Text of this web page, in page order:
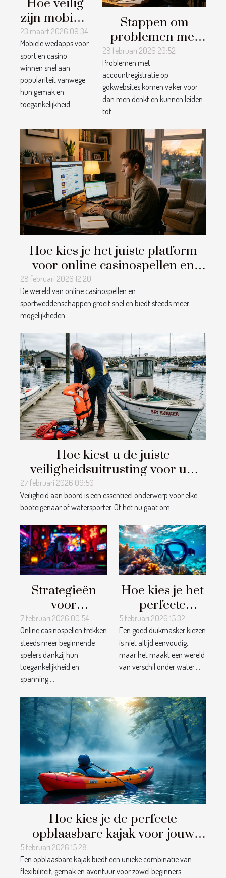
Hoe veilig
zijn mobiele
wedapps
voor sport
en casino?
23 maart 2026 09:34
Mobiele wedapps voor
sport en casino
winnen snel aan
populariteit vanwege
hun gemak en
toegankelijkheid....
Stappen om
problemen met
accountregistratie
op gokwebsites
op te lossen
28 februari 2026 20:52
Problemen met
accountregistratie op
gokwebsites komen vaker voor
dan men denkt en kunnen leiden
tot...
Hoe kies je het juiste platform
voor online casinospellen en
sportweddenschappen?
28 februari 2026 12:20
De wereld van online casinospellen en
sportweddenschappen groeit snel en biedt steeds meer
mogelijkheden...
Hoe kiest u de juiste
veiligheidsuitrusting voor uw
27 februari 2026 09:50
Veiligheid aan boord is een essentieel onderwerp voor elke
booteigenaar of watersporter. Of het nu gaat om...
Strategieën
voor
beginnende
spelers in
online
casinospellen
7 februari 2026 00:54
Online casinospellen trekken
steeds meer beginnende
spelers dankzij hun
toegankelijkheid en
spanning....
Hoe kies je het
perfecte
duikmasker
voor jouw
avonturen?
5 februari 2026 15:32
Een goed duikmasker kiezen
is niet altijd eenvoudig,
maar het maakt een wereld
van verschil onder water....
Hoe kies je de perfecte
opblaasbare kajak voor jouw
avonturen?
5 februari 2026 15:28
Een opblaasbare kajak biedt een unieke combinatie van
flexibiliteit, gemak en avontuur voor zowel beginners...